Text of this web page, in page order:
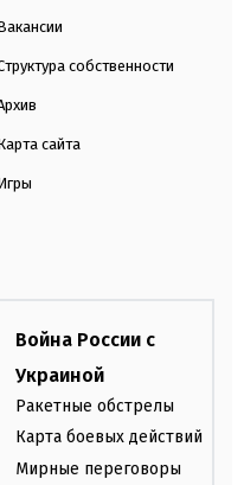
собственности
сайта
Война России с
Украиной
Ракетные обстрелы
Карта боевых действий
Мирные переговоры